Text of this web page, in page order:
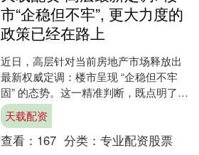
市“企稳但不牢”, 更大力度的
政策已经在路上
近日，高层针对当前房地产市场释放出
最新权威定调：楼市呈现 “企稳但不牢
固” 的态势。这一精准判断，既点明了近
期多地成交回暖、信心修复的积极一
面，也毫不避讳地指出....
天载配资
查看： 167 分类： 专业配资股票